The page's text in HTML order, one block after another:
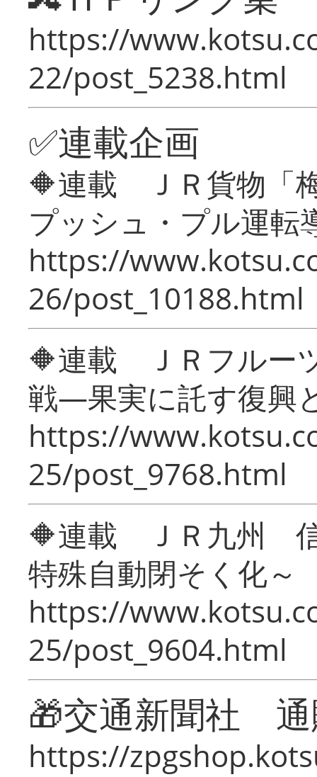
https://
22/post_5238.html
✅連載企画
🔶連載 ＪＲ貨物「
プッシュ・プル運転
https://
26/post_10188.html
🔶連載 ＪＲフルー
戦―果実に託す復興
https://
25/post_9768.html
🔶連載 ＪＲ九州 信
特殊自動閉そく化～
https://
25/post_9604.html
🎁交通新聞社
https://